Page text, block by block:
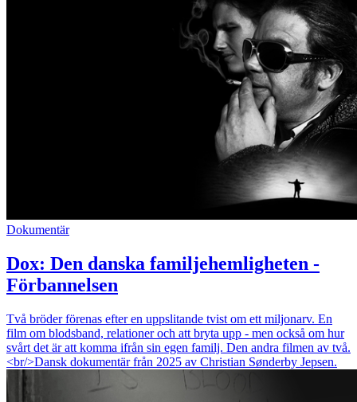
Dokumentär
Dox: Den danska familjehemligheten -
Förbannelsen
Två bröder förenas efter en uppslitande tvist om ett miljonarv. En
film om blodsband, relationer och att bryta upp - men också om hur
svårt det är att komma ifrån sin egen familj. Den andra filmen av två.
<br/>Dansk dokumentär från 2025 av Christian Sønderby Jepsen.